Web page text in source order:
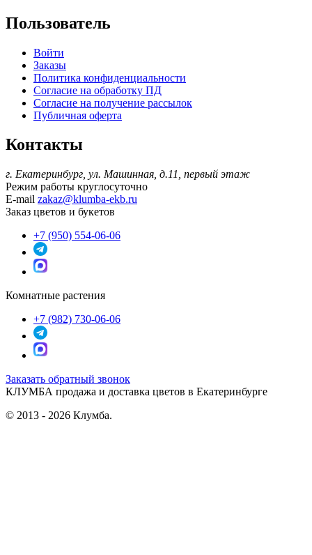
Пользователь
Войти
Заказы
Политика конфиденциальности
Согласие на обработку ПД
Согласие на получение рассылок
Публичная оферта
Контакты
г. Екатеринбург, ул. Машинная, д.11, первый этаж
Режим работы круглосуточно
E-mail zakaz@klumba-ekb.ru
Заказ цветов и букетов
+7 (950) 554-06-06
Комнатные растения
+7 (982) 730-06-06
Заказать обратный звонок
КЛУМБА продажа и доставка цветов в Екатеринбурге
© 2013 - 2026 Клумба.